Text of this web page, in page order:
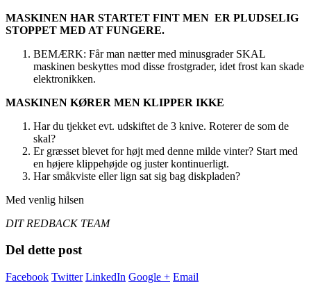
MASKINEN HAR STARTET FINT MEN ER PLUDSELIG
STOPPET MED AT FUNGERE.
BEMÆRK: Får man nætter med minusgrader SKAL
maskinen beskyttes mod disse frostgrader, idet frost kan skade
elektronikken.
MASKINEN KØRER MEN KLIPPER IKKE
Har du tjekket evt. udskiftet de 3 knive. Roterer de som de
skal?
Er græsset blevet for højt med denne milde vinter? Start med
en højere klippehøjde og juster kontinuerligt.
Har småkviste eller lign sat sig bag diskpladen?
Med venlig hilsen
DIT REDBACK TEAM
Del dette post
Facebook Twitter LinkedIn Google + Email